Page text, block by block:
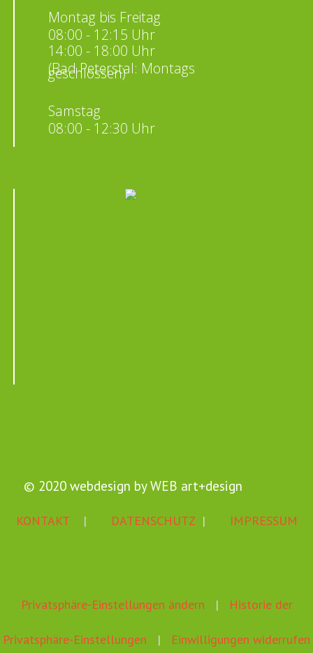
Montag bis Freitag
08:00 - 12:15 Uhr
14:00 - 18:00 Uhr
(Bad Peterstal: Montags
geschlossen)
Samstag
08:00 - 12:30 Uhr
© 2020 webdesign byWEB art+design
KONTAKT| DATENSCHUTZ| IMPRESSUM
Privatsphäre-Einstellungen ändern | Historie der
Privatsphäre-Einstellungen | Einwilligungen widerrufen